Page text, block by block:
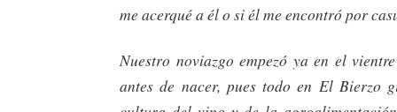
me acerqué a él o si él me encontró por
Nuestro noviazgo empezó ya en el
antes de nacer, pues todo en El Bierzo